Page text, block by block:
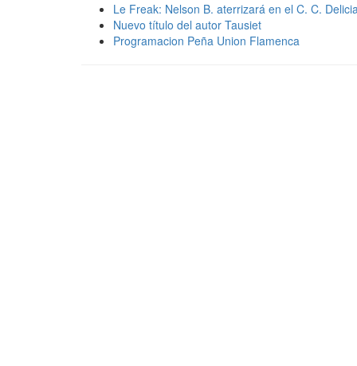
Le Freak: Nelson B. aterrizará en el C. C.
Nuevo título del autor Tausiet
Programacion Peña Union Flamenca